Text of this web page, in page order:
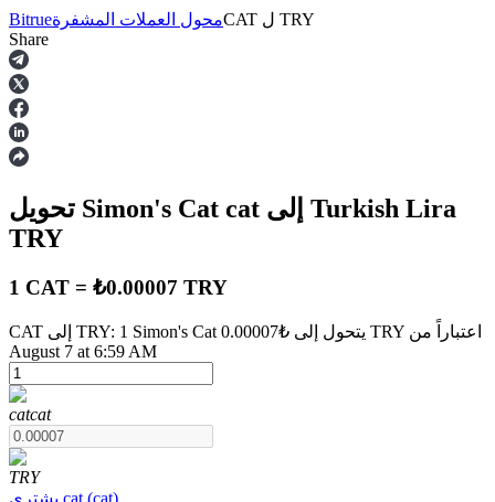
العقود الآجلة
العقود الآجلة USDT
Bitrueمحول العملات المشفرةCAT ل TRY
Share
تحويل Simon's Cat cat
إلى Turkish Lira
TRY
1 CAT = ₺0.00007 TRY
CAT إلى TRY: 1 Simon's Cat يتحول إلى ₺0.00007 TRY اعتباراً من
August 7 at 6:59 AM
catcat
TRY
يشتري cat (cat)